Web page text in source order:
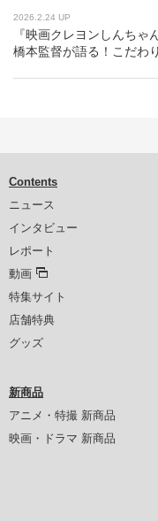
2026.2.24 UP
『映画クレヨンしんちゃ
橋本監督が語る！こだわ
Contents
ニュース
インタビュー
レポート
動画
特集サイト
店舗特典
グッズ
新商品
アニメ・特撮 新商品
映画・ドラマ 新商品